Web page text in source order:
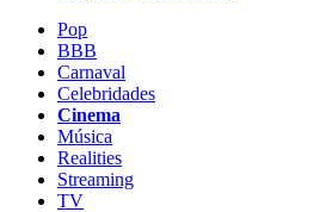
Pop
BBB
Carnaval
Celebridades
Cinema
Música
Realities
Streaming
TV